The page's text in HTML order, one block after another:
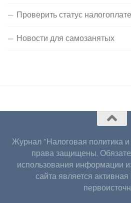
Проверить статус
Новости для самозанятых
Журнал "Налоговая политика
права защищены.
использования информации
сайта является